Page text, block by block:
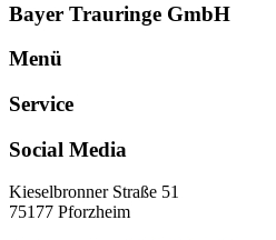
Bayer Trauringe GmbH
Menü
Service
Social Media
Kieselbronner Straße 51
75177 Pforzheim